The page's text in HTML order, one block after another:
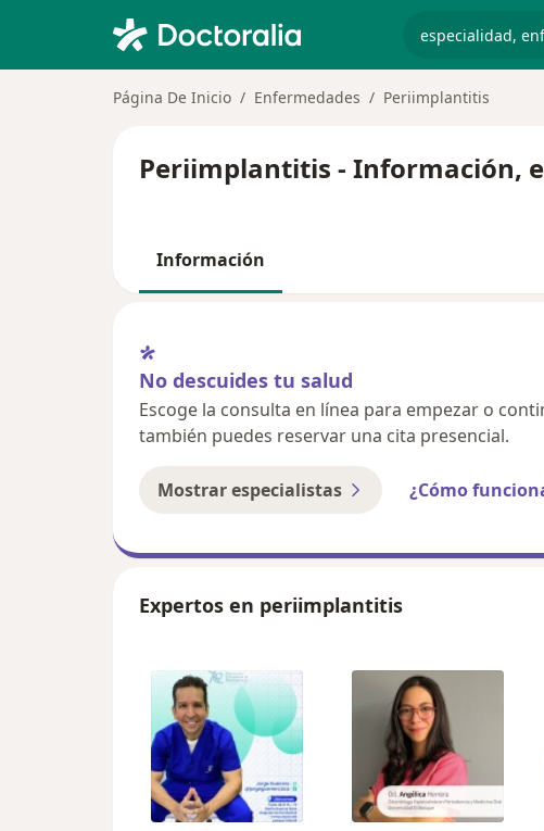
Página De Inicio Enfermedades Periimplantitis
Periimplantitis - Información,
Información
No descuides tu salud
Escoge la consulta en línea para empezar o
también puedes reservar una cita presencial.
Mostrar especialistas ¿Cómo
Expertos en periimplantitis